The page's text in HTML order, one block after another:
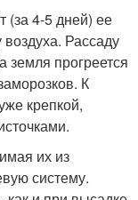
(за 4-5 дней) ее
Рассаду
земля прогреется
К
крепкой,
их из
систему.